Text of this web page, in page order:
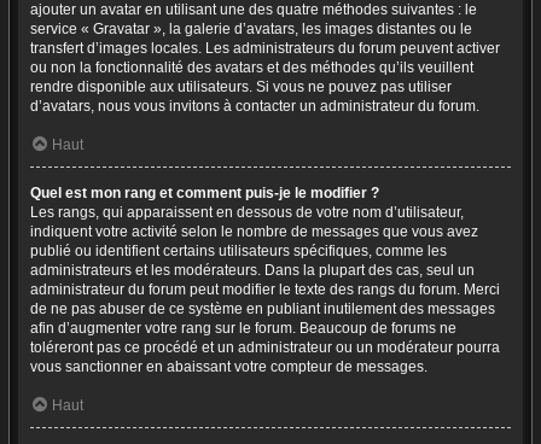
ajouter un avatar en utilisant une des quatre méthodes suivantes : le
service « Gravatar », la galerie d’avatars, les images distantes ou le
transfert d’images locales. Les administrateurs du forum peuvent activer
ou non la fonctionnalité des avatars et des méthodes qu’ils veuillent
rendre disponible aux utilisateurs. Si vous ne pouvez pas utiliser
d’avatars, nous vous invitons à contacter un administrateur du forum.
Haut
Quel est mon rang et comment puis-je le modifier ?
Les rangs, qui apparaissent en dessous de votre nom d’utilisateur,
indiquent votre activité selon le nombre de messages que vous avez
publié ou identifient certains utilisateurs spécifiques, comme les
administrateurs et les modérateurs. Dans la plupart des cas, seul un
administrateur du forum peut modifier le texte des rangs du forum. Merci
de ne pas abuser de ce système en publiant inutilement des messages
afin d’augmenter votre rang sur le forum. Beaucoup de forums ne
toléreront pas ce procédé et un administrateur ou un modérateur pourra
vous sanctionner en abaissant votre compteur de messages.
Haut